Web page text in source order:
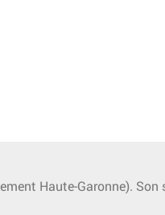
Haute-Garonne). Son